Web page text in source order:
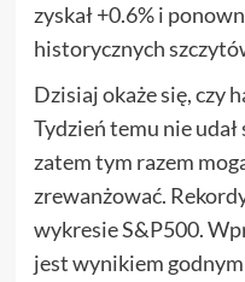
zyskał +0.6% i
historycznych
Dzisiaj okaże się, czy
Tydzień temu nie
zatem tym razem
zrewanżować.
wykresie S&P500.
jest wynikiem